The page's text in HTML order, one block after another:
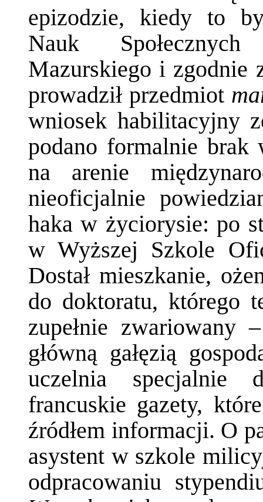
epizodzie, kiedy to
Nauk
Mazurskiego i zgodnie
prowadził przedmiot
wniosek habilitacyjny
podano formalnie brak
na arenie
nieoficjalnie
haka w życiorysie: po
w Wyższej Szkole
Dostał mieszkanie,
do doktoratu, którego
zupełnie zwariowany
główną gałęzią
uczelnia specjalnie
francuskie gazety,
źródłem informacji. O
asystent w szkole
odpracowaniu